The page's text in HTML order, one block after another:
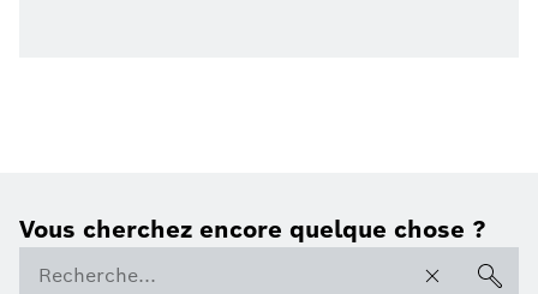
Vous cherchez encore quelque chose ?